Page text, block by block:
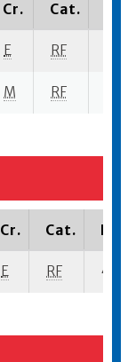
Cr. Cat.
E RF
M RF
Cr. Cat.
E RF 4 se-